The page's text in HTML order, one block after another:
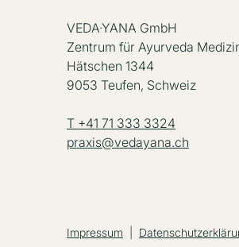
VEDA·YANA GmbH
Zentrum für Ayurveda
Hätschen 1344
9053 Teufen, Schweiz
T +41 71 333 3324
praxis@vedayana.ch
Impressum